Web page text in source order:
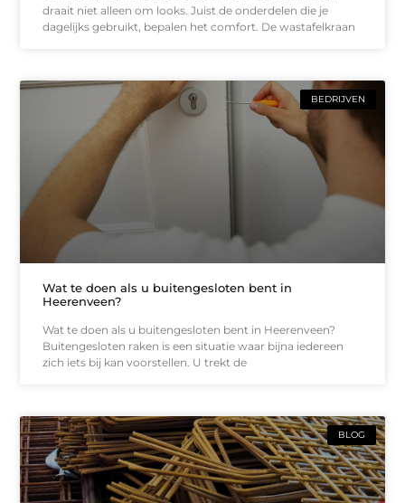
draait niet alleen om looks. Juist de onderdelen die je
dagelijks gebruikt, bepalen het comfort. De wastafelkraan
BEDRIJVEN
Wat te doen als u buitengesloten bent in
Heerenveen?
Wat te doen als u buitengesloten bent in Heerenveen?
Buitengesloten raken is een situatie waar bijna iedereen
zich iets bij kan voorstellen. U trekt de
BLOG